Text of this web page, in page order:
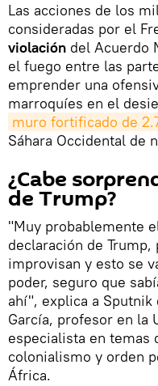
Las acciones de los
consideradas por el
violación del Acuerdo
el fuego entre las
emprender una
marroquíes en el
muro fortificado de
Sáhara Occidental de
¿Cabe
de Trump?
"Muy probablemente
declaración de
improvisan y esto se
poder, seguro que
ahí", explica a
García, profesor en la
especialista en temas
colonialismo y orden
África.